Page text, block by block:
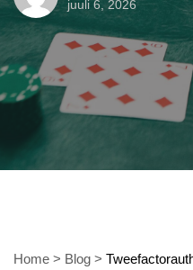
juuli 6, 2026
Home > Blog >